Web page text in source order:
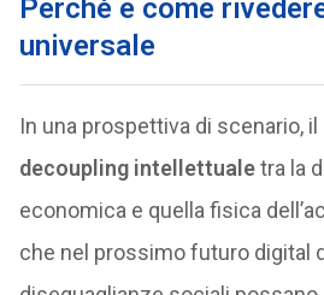
Perché e come
universale
In una prospettiva di scenario,
decoupling intellettualetra la
economica e quella fisica
che nel prossimo futuro digital